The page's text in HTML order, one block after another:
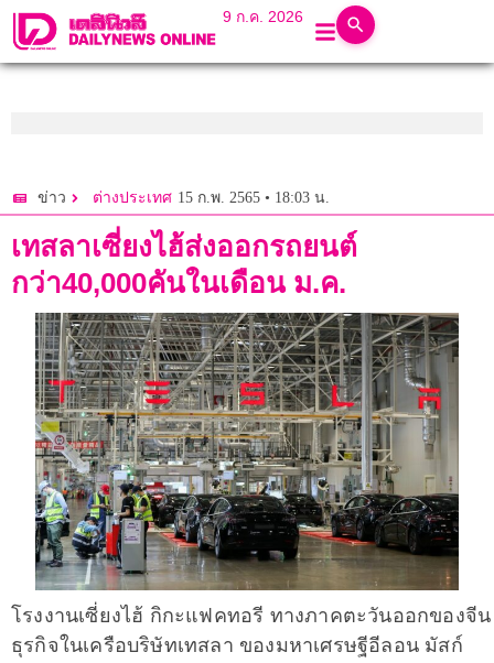
9 ก.ค. 2026
ข่าว ต่างประเทศ 15 ก.พ. 2565 • 18:03 น.
เทสลาเซี่ยงไฮ้ส่งออกรถยนต์
กว่า40,000คันในเดือน ม.ค.
โรงงานเซี่ยงไฮ้ กิกะแฟคทอรี ทางภาคตะวันออกของจีน
ธุรกิจในเครือบริษัทเทสลา ของมหาเศรษฐีอีลอน มัสก์